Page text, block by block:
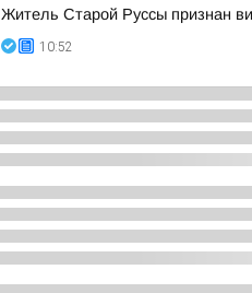
Житель Старой Руссы признан
10:52